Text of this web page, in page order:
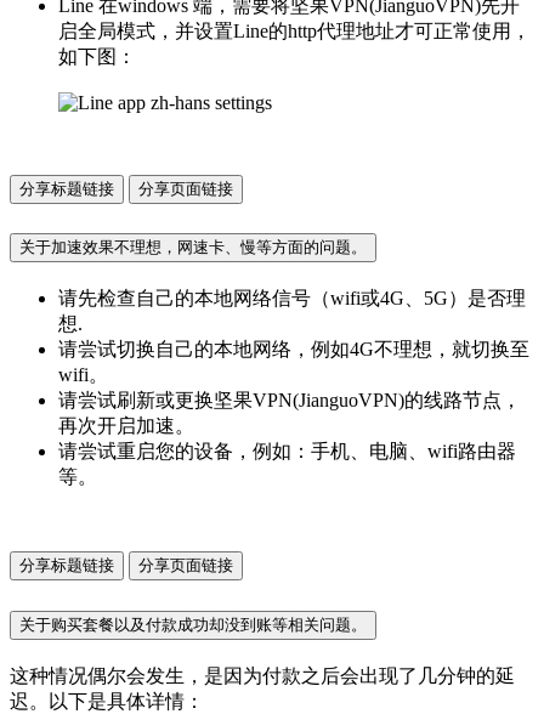
Line 在windows 端，需要将坚果VPN(JianguoVPN)先开
启全局模式，并设置Line的http代理地址才可正常使用，
如下图：
分享标题链接 分享页面链接
关于加速效果不理想，网速卡、慢等方面的问题。
请先检查自己的本地网络信号（wifi或4G、5G）是否理
想.
请尝试切换自己的本地网络，例如4G不理想，就切换至
wifi。
请尝试刷新或更换坚果VPN(JianguoVPN)的线路节点，
再次开启加速。
请尝试重启您的设备，例如：手机、电脑、wifi路由器
等。
分享标题链接 分享页面链接
关于购买套餐以及付款成功却没到账等相关问题。
这种情况偶尔会发生，是因为付款之后会出现了几分钟的延
迟。以下是具体详情：